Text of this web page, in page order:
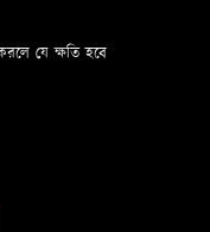
যে ক্ষতি হবে